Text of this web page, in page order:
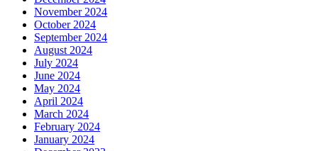
November 2024
October 2024
September 2024
August 2024
July 2024
June 2024
May 2024
April 2024
March 2024
February 2024
January 2024